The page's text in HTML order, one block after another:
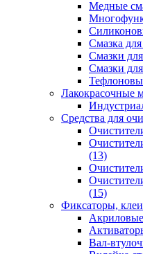
Медные
Смазка
Смазки
Смазки
Лакокрасочные
Средства для
(13)
(15)
Фиксаторы, клеи
Вал-